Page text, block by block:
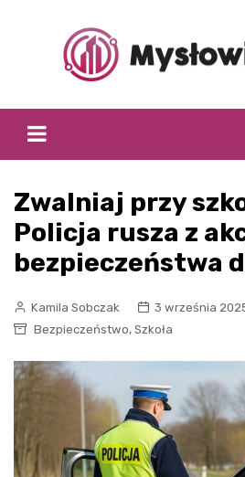
Zwalniaj przy
Policja rusza z
bezpieczeństwa
Kamila Sobczak
3 września
Bezpieczeństwo, Szkoła